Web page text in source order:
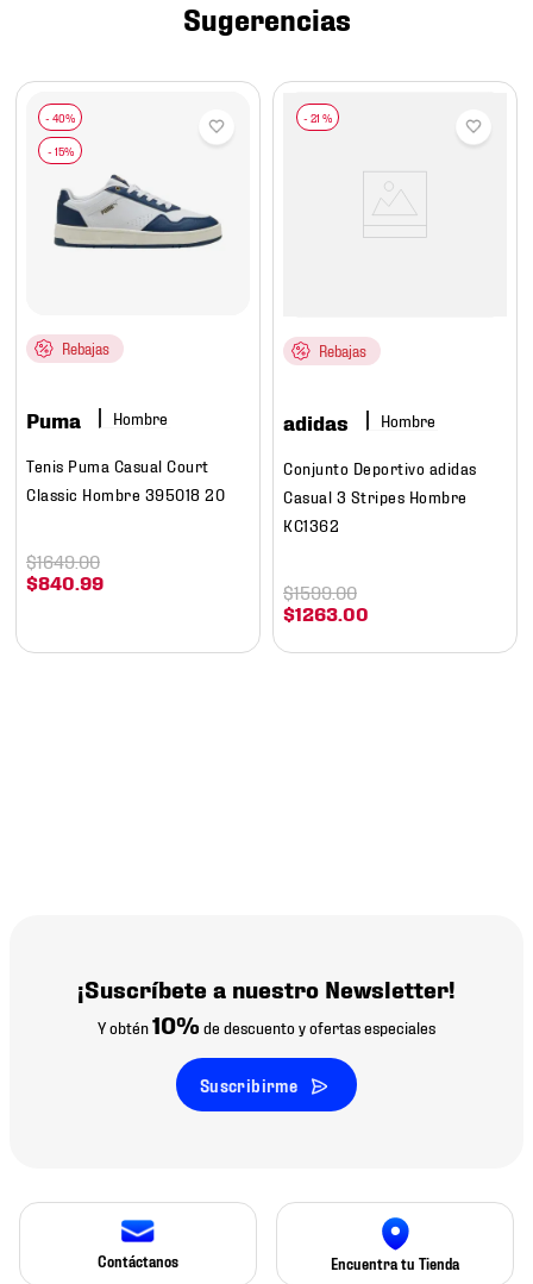
Sugerencias
Rebajas
Puma Hombre
Tenis Puma Casual Court
Classic Hombre 395018 20
$840.99
$1649.00
- 21 %
Rebajas
adidas Hombre
Conjunto Deportivo adidas
Casual 3 Stripes Hombre
KC1362
$1263.00
$1599.00
¡Suscríbete a nuestro Newsletter!
Y obtén10% de descuento y ofertas especiales
Suscribirme
Contáctanos Encuentra tu Tienda
10. tenis nike